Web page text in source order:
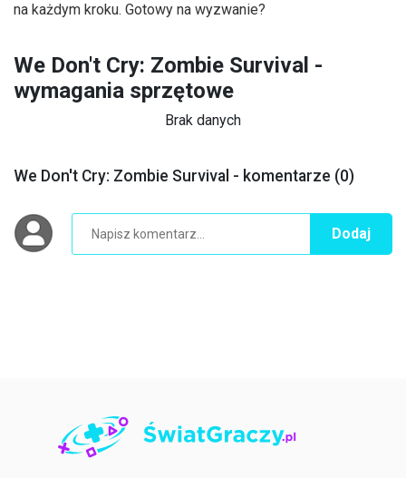
na każdym kroku. Gotowy na wyzwanie?
We Don't Cry: Zombie Survival -
wymagania sprzętowe
Brak danych
We Don't Cry: Zombie Survival - komentarze (0)
Dodaj